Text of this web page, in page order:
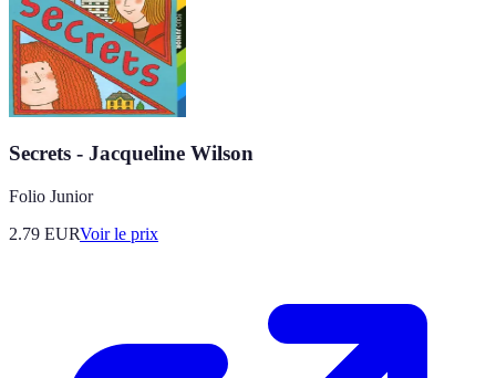
Secrets - Jacqueline Wilson
Folio Junior
2.79 EURVoir le prix